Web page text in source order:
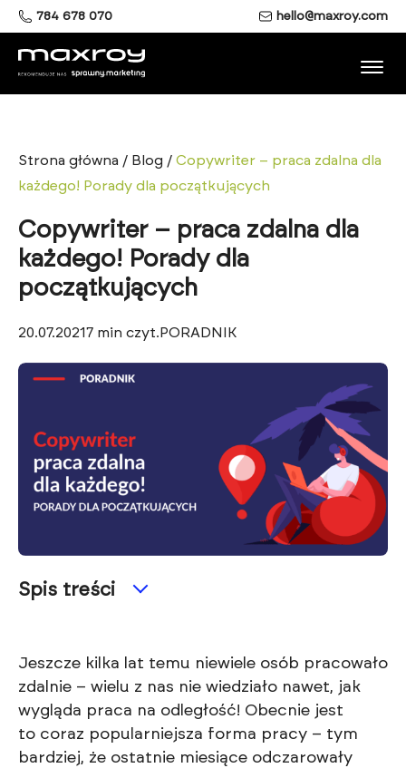
784 678 070 hello@maxroy.com
Strona główna / Blog / Copywriter – praca zdalna dla
każdego! Porady dla początkujących
Copywriter – praca zdalna dla
każdego! Porady dla
początkujących
20.07.20217 min czyt. PORADNIK
Spis treści
Jeszcze kilka lat temu niewiele osób pracowało
zdalnie – wielu z nas nie wiedziało nawet, jak
wygląda praca na odległość! Obecnie jest
to coraz popularniejsza forma pracy – tym
bardziej, że ostatnie miesiące odczarowały